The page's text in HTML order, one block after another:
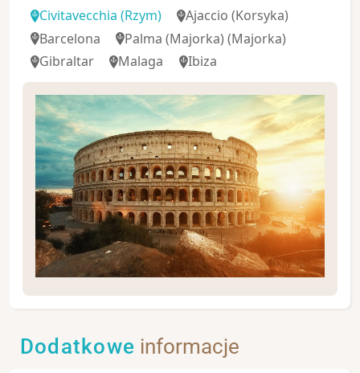
Civitavecchia (Rzym) Ajaccio (Korsyka)
Barcelona
Palma (Majorka) (Majorka)
Gibraltar
Malaga Ibiza
Civitavecchia na trasie rejsu daje wiele możliwości
Wiecznego Miasta zajmuje jedynie 60 minut
Dodatkowe informacje